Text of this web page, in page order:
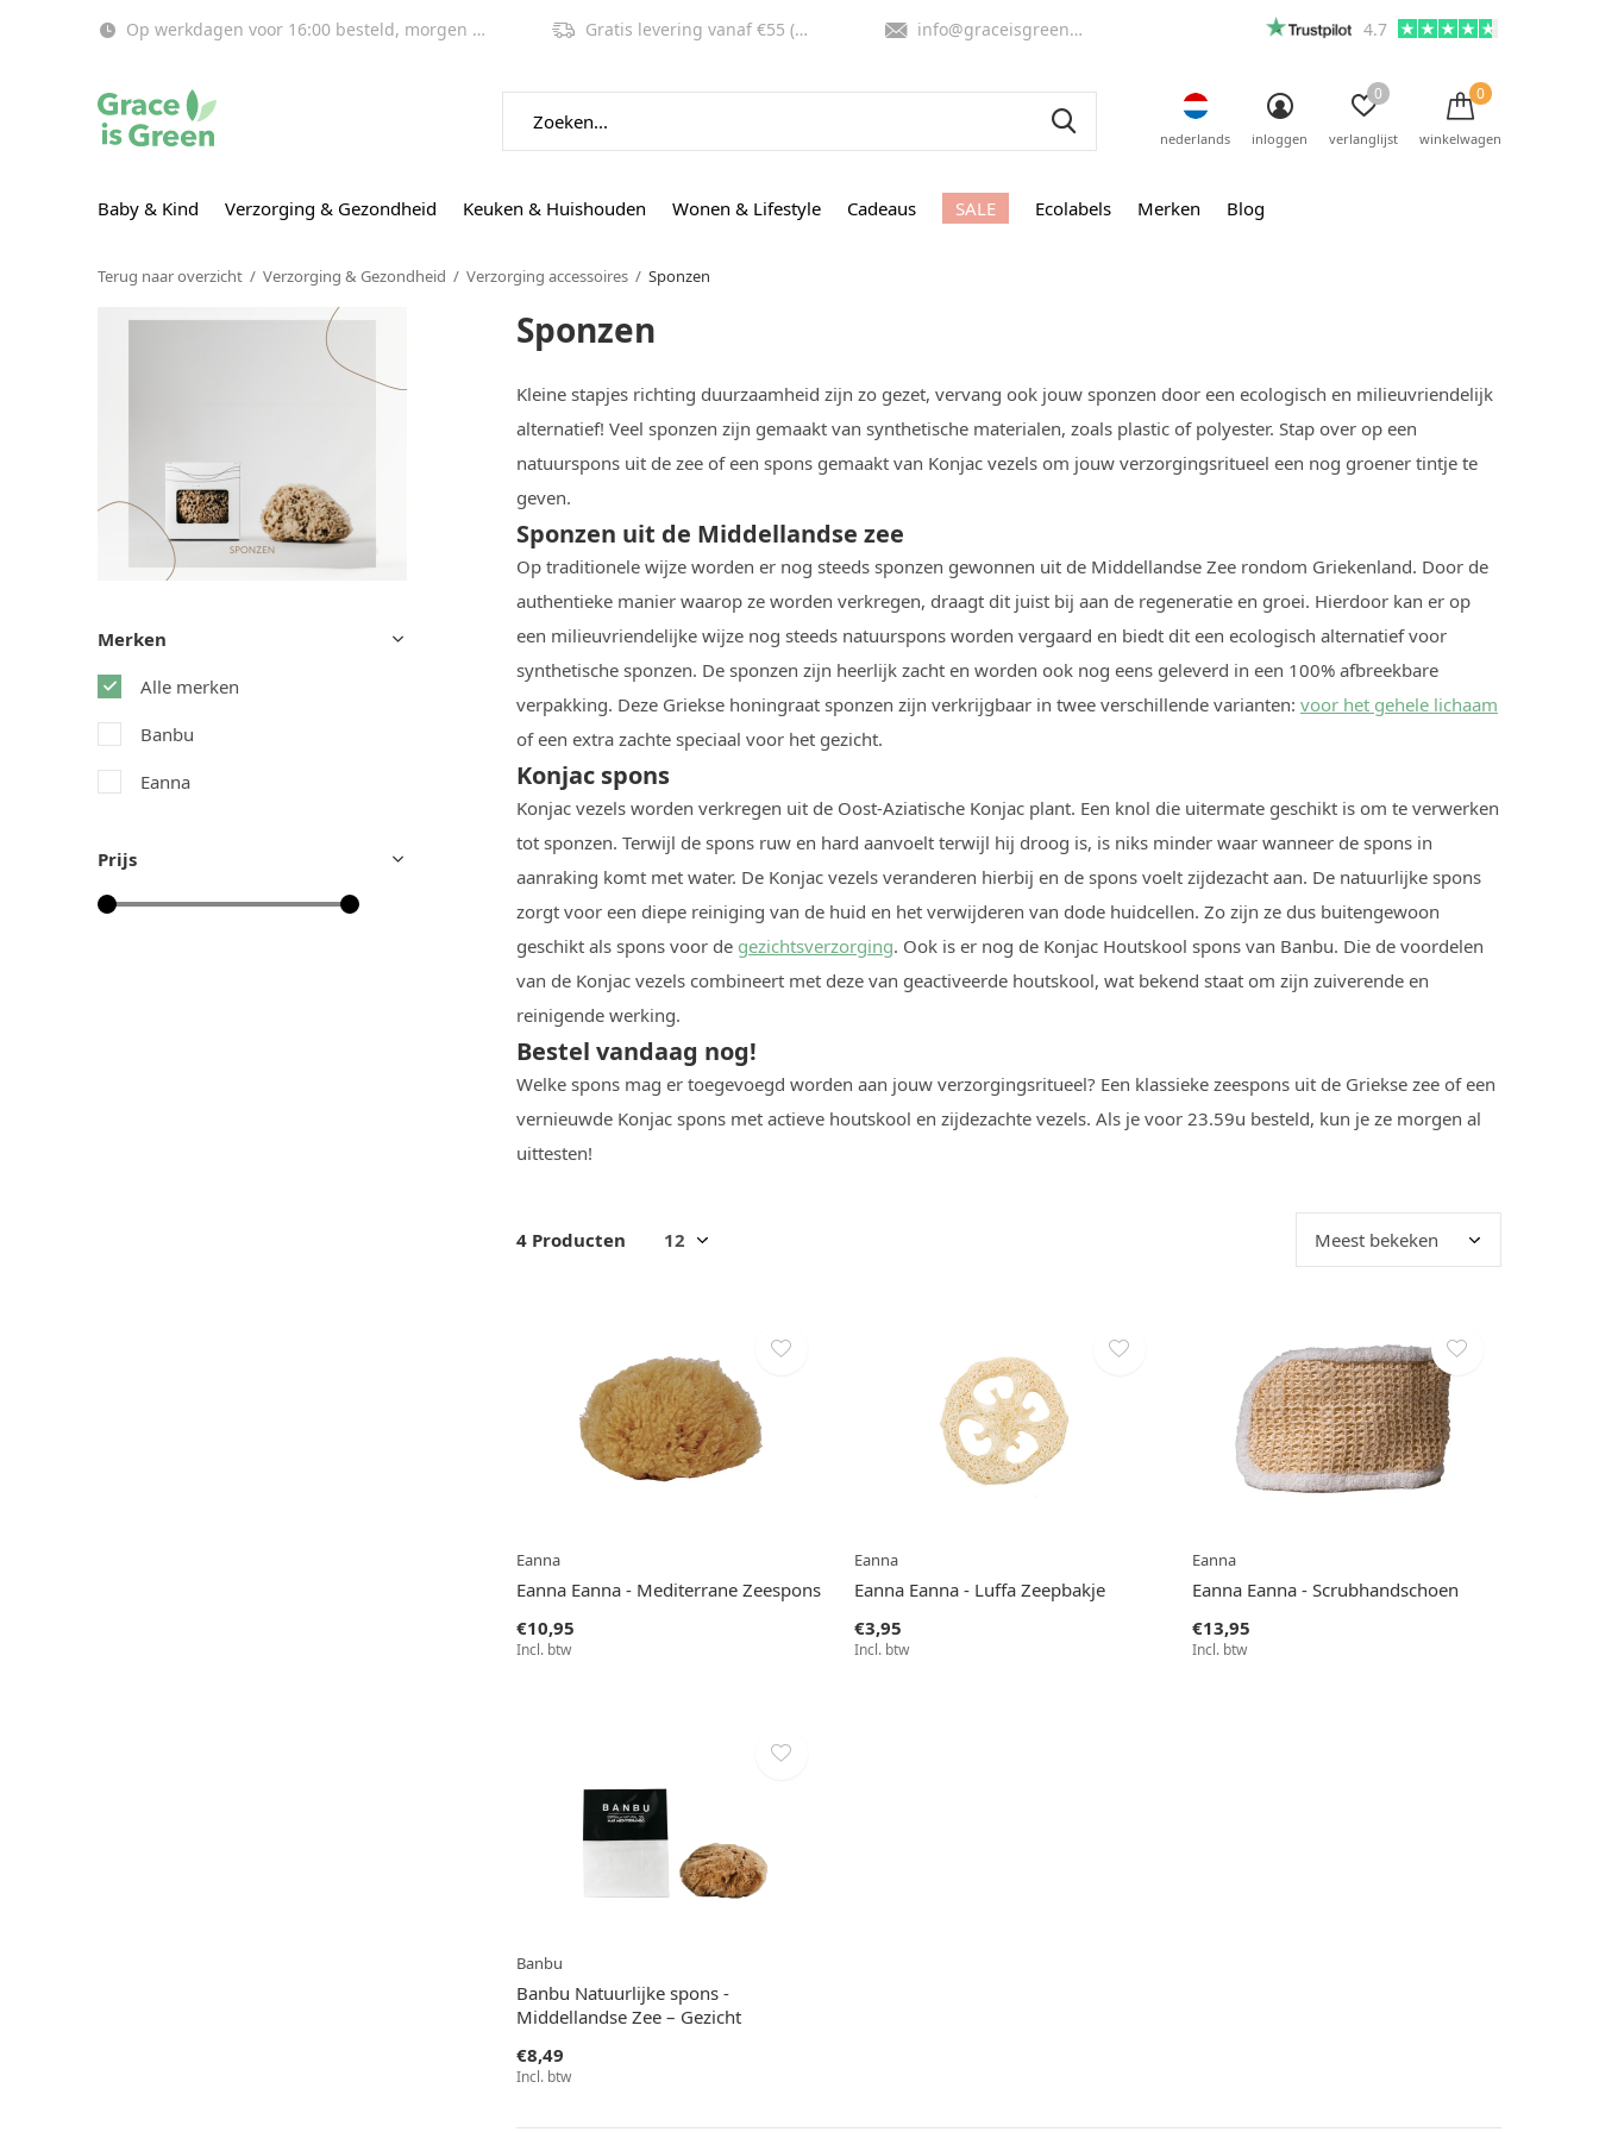
Baby & Kind Verzorging & Gezondheid Keuken & Huishouden Wonen & Lifestyle Cadeaus SALE Ecolabels Merken Blog
nederlands inloggen verlanglijst
0
winkelwagen
0
Op werkdagen voor 16:00 besteld, morgen in huis! Gratis levering vanaf €55 (NL, BE) info@graceisgreen.com 4.7
Terug naar overzicht Verzorging & Gezondheid Verzorging accessoires Sponzen
Sponzen
Kleine stapjes richting duurzaamheid zijn zo gezet, vervang ook jouw sponzen door een ecologisch en milieuvriendelijk
alternatief! Veel sponzen zijn gemaakt van synthetische materialen, zoals plastic of polyester. Stap over op een
natuurspons uit de zee of een spons gemaakt van Konjac vezels om jouw verzorgingsritueel een nog groener tintje te
geven.
Sponzen uit de Middellandse zee
Op traditionele wijze worden er nog steeds sponzen gewonnen uit de Middellandse Zee rondom Griekenland. Door de
authentieke manier waarop ze worden verkregen, draagt dit juist bij aan de regeneratie en groei. Hierdoor kan er op
een milieuvriendelijke wijze nog steeds natuurspons worden vergaard en biedt dit een ecologisch alternatief voor
synthetische sponzen. De sponzen zijn heerlijk zacht en worden ook nog eens geleverd in een 100% afbreekbare
verpakking. Deze Griekse honingraat sponzen zijn verkrijgbaar in twee verschillende varianten: voor het gehele lichaam
of een extra zachte speciaal voor het gezicht.
Konjac spons
Konjac vezels worden verkregen uit de Oost-Aziatische Konjac plant. Een knol die uitermate geschikt is om te verwerken
tot sponzen. Terwijl de spons ruw en hard aanvoelt terwijl hij droog is, is niks minder waar wanneer de spons in
aanraking komt met water. De Konjac vezels veranderen hierbij en de spons voelt zijdezacht aan. De natuurlijke spons
zorgt voor een diepe reiniging van de huid en het verwijderen van dode huidcellen. Zo zijn ze dus buitengewoon
geschikt als spons voor de gezichtsverzorging. Ook is er nog de Konjac Houtskool spons van Banbu. Die de voordelen
van de Konjac vezels combineert met deze van geactiveerde houtskool, wat bekend staat om zijn zuiverende en
reinigende werking.
Bestel vandaag nog!
Welke spons mag er toegevoegd worden aan jouw verzorgingsritueel? Een klassieke zeespons uit de Griekse zee of een
vernieuwde Konjac spons met actieve houtskool en zijdezachte vezels. Als je voor 23.59u besteld, kun je ze morgen al
uittesten!
4 Producten
Eanna
Eanna Eanna - Mediterrane Zeespons
€10,95
Incl. btw
Eanna
Eanna Eanna - Luffa Zeepbakje
€3,95
Incl. btw
Eanna
Eanna Eanna - Scrubhandschoen
€13,95
Incl. btw
Banbu
Banbu Natuurlijke spons -
Middellandse Zee – Gezicht
€8,49
Incl. btw
Merken
Alle merken
Banbu
Eanna
Prijs